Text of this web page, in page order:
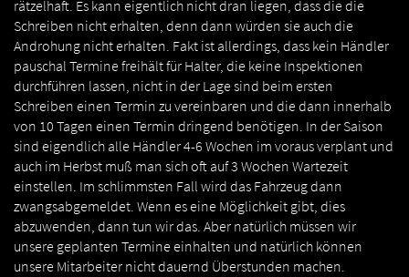
rätzelhaft. Es kann eigentlich nicht dran liegen, dass die die
Schreiben nicht erhalten, denn dann würden sie auch die
Androhung nicht erhalten. Fakt ist allerdings, dass kein Händler
pauschal Termine freihält für Halter, die keine Inspektionen
durchführen lassen, nicht in der Lage sind beim ersten
Schreiben einen Termin zu vereinbaren und die dann innerhalb
von 10 Tagen einen Termin dringend benötigen. In der Saison
sind eigendlich alle Händler 4-6 Wochen im voraus verplant und
auch im Herbst muß man sich oft auf 3 Wochen Wartezeit
einstellen. Im schlimmsten Fall wird das Fahrzeug dann
zwangsabgemeldet. Wenn es eine Möglichkeit gibt, dies
abzuwenden, dann tun wir das. Aber natürlich müssen wir
unsere geplanten Termine einhalten und natürlich können
unsere Mitarbeiter nicht dauernd Überstunden machen.